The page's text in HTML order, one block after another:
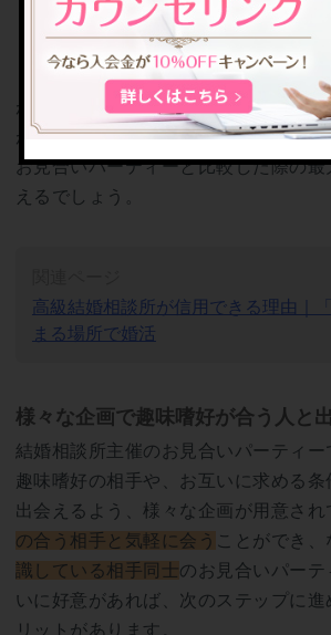
ィーがあります。
「結婚したい」意志が明確にある結婚
が出会える場所なので、出会った後
がなかったといった事態を避けるこ
お見合いパーティーと比較した際の
えるでしょう。
高級結婚相談所が信用できる理由｜
まる場所で婚活
様々な企画で趣味嗜好が合う人と
結婚相談所主催のお見合いパーティー
趣味嗜好の相手や、お互いに求める条
出会えるよう、様々な企画が用意され
の合う相手と気軽に会う ことができ、
識している相手同士 のお見合いパーテ
いに好意があれば、次のステップに進
リットがあります。